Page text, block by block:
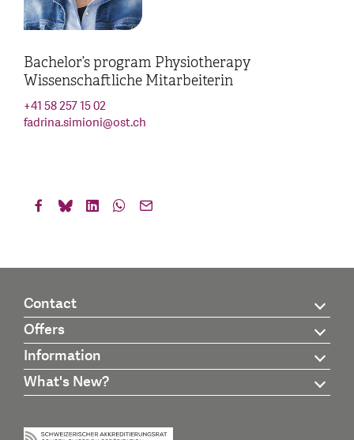
Bachelor’s program Physiotherapy
Wissenschaftliche Mitarbeiterin
+41 58 257 15 02
fadrina.simioni@ost.ch
Contact
Offers
Information
What's New?